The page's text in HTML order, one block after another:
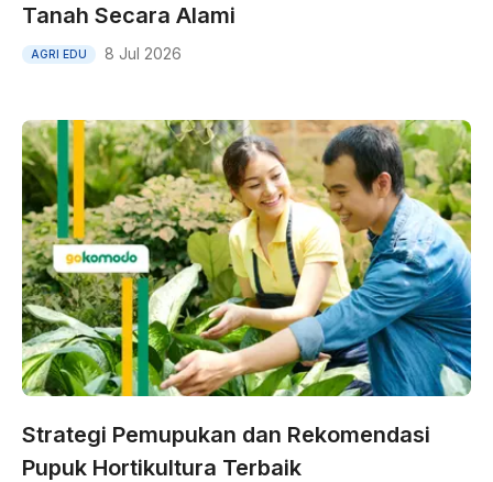
Tanah Secara Alami
AGRI EDU 8 Jul 2026
Strategi Pemupukan dan Rekomendasi
Pupuk Hortikultura Terbaik